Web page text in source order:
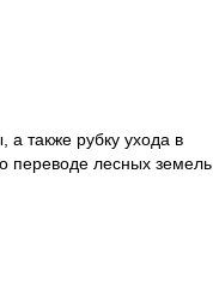
а также рубку ухода в
переводе лесных земель